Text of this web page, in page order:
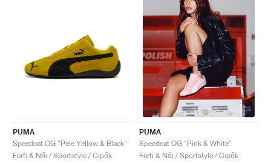
PUMA
Speedcat OG "Pelé Yellow & Black"
Férfi & Női / Sportstyle / Cipők
PUMA
Speedcat OG "Pink & White"
Férfi & Női / Sportstyle / Cipők